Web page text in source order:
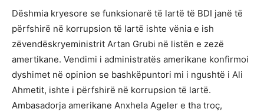
Dëshmia kryesore se funksionarë të lartë të BDI janë të
përfshirë në korrupsion të lartë ishte vënia e ish
zëvendëskryeministrit Artan Grubi në listën e zezë
amertikane. Vendimi i administratës amerikane konfirmoi
dyshimet në opinion se bashkëpuntori mi i ngushtë i Ali
Ahmetit, ishte i përfshirë në korrupsion të lartë.
Ambasadorja amerikane Anxhela Ageler e tha troç,